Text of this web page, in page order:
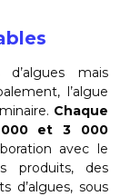
mais
l’algue
Chaque
et 3 000
avec le
produits, des
d’algues, sous